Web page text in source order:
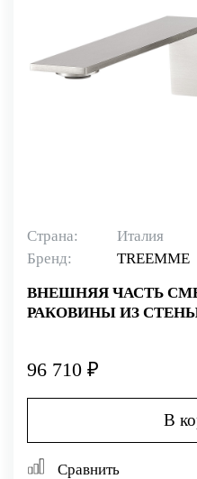
Страна:
Италия
Бренд:
TREEMME
ВНЕШНЯЯ ЧАСТЬ
РАКОВИНЫ ИЗ
96 710 ₽
В
Сравнить